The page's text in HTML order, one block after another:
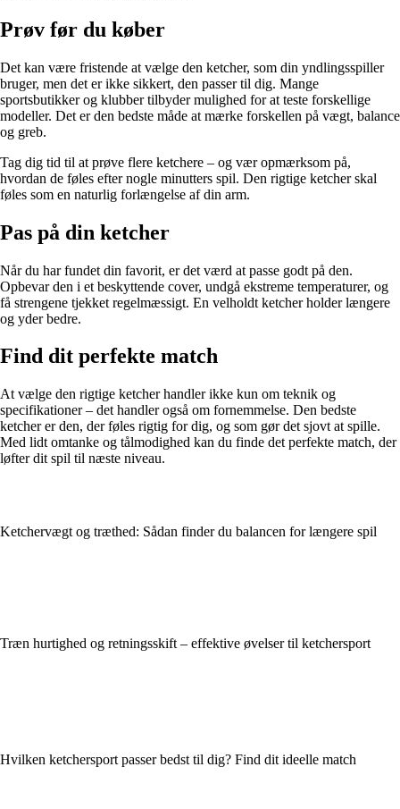
Prøv før du køber
Det kan være fristende at vælge den ketcher, som din yndlingsspiller
bruger, men det er ikke sikkert, den passer til dig. Mange
sportsbutikker og klubber tilbyder mulighed for at teste forskellige
modeller. Det er den bedste måde at mærke forskellen på vægt, balance
og greb.
Tag dig tid til at prøve flere ketchere – og vær opmærksom på,
hvordan de føles efter nogle minutters spil. Den rigtige ketcher skal
føles som en naturlig forlængelse af din arm.
Pas på din ketcher
Når du har fundet din favorit, er det værd at passe godt på den.
Opbevar den i et beskyttende cover, undgå ekstreme temperaturer, og
få strengene tjekket regelmæssigt. En velholdt ketcher holder længere
og yder bedre.
Find dit perfekte match
At vælge den rigtige ketcher handler ikke kun om teknik og
specifikationer – det handler også om fornemmelse. Den bedste
ketcher er den, der føles rigtig for dig, og som gør det sjovt at spille.
Med lidt omtanke og tålmodighed kan du finde det perfekte match, der
løfter dit spil til næste niveau.
Ketchervægt og træthed: Sådan finder du balancen for længere spil
Træn hurtighed og retningsskift – effektive øvelser til ketchersport
Hvilken ketchersport passer bedst til dig? Find dit ideelle match